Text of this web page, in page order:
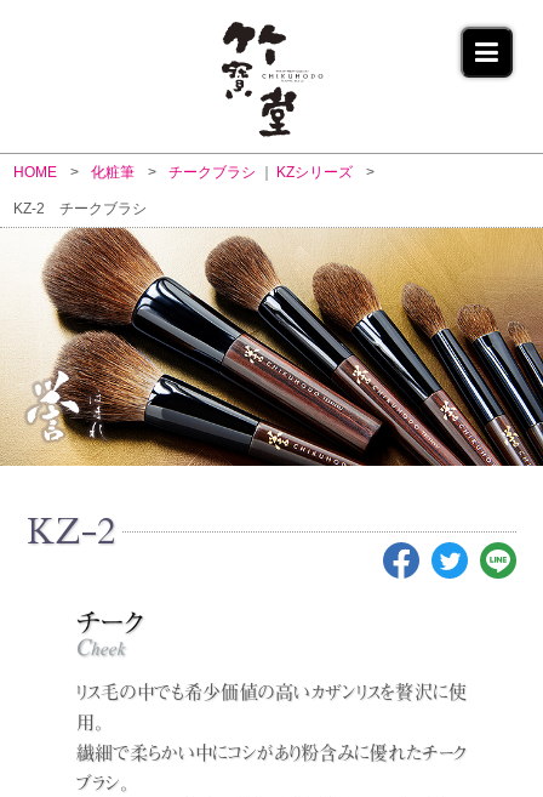
HOME 化粧筆 チークブラシ KZシリーズ
KZ-2 チークブラシ
KZ-2
リス毛の中でも希少価値の高いカザンリスを贅沢に使
用。
繊細で柔らかい中にコシがあり粉含みに優れたチーク
ブラシ。